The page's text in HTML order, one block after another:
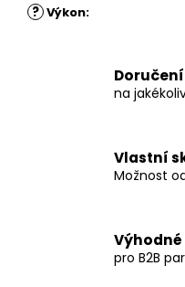
? Výkon:
na
Vlastní
Možnost
pro B2B